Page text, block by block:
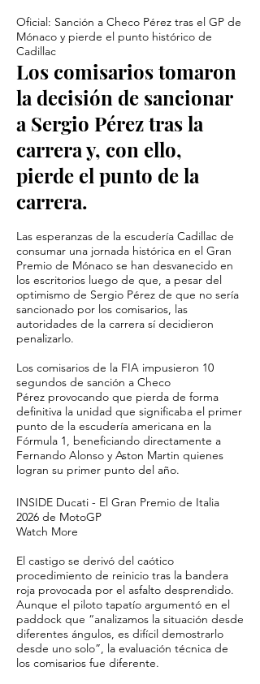
Oficial: Sanción a Checo Pérez tras el GP de
Mónaco y pierde el punto histórico de
Cadillac
Los comisarios tomaron
la decisión de sancionar
a Sergio Pérez tras la
carrera y, con ello,
pierde el punto de la
carrera.
Las esperanzas de la escudería Cadillac de
consumar una jornada histórica en el Gran
Premio de Mónaco se han desvanecido en
los escritorios luego de que, a pesar del
optimismo de Sergio Pérez de que no sería
sancionado por los comisarios, las
autoridades de la carrera sí decidieron
penalizarlo.
Los comisarios de la FIA impusieron 10
segundos de sanción a Checo
Pérez provocando que pierda de forma
definitiva la unidad que significaba el primer
punto de la escudería americana en la
Fórmula 1, beneficiando directamente a
Fernando Alonso y Aston Martin quienes
logran su primer punto del año.
INSIDE Ducati - El Gran Premio de Italia
2026 de MotoGP
Watch More
El castigo se derivó del caótico
procedimiento de reinicio tras la bandera
roja provocada por el asfalto desprendido.
Aunque el piloto tapatío argumentó en el
paddock que “analizamos la situación desde
diferentes ángulos, es difícil demostrarlo
desde uno solo”, la evaluación técnica de
los comisarios fue diferente.